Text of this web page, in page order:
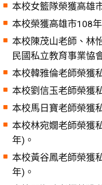
本校女籃隊榮獲高雄
本校榮獲高雄市108
本校陳茂山老師、林
民國私立教育事業恊
本校韓雅倫老師榮獲
本校劉信玉老師榮獲
本校馬日寶老師榮獲
本校林宛嫺老師榮獲
年)。
本校黃谷鳳老師榮獲
年)。